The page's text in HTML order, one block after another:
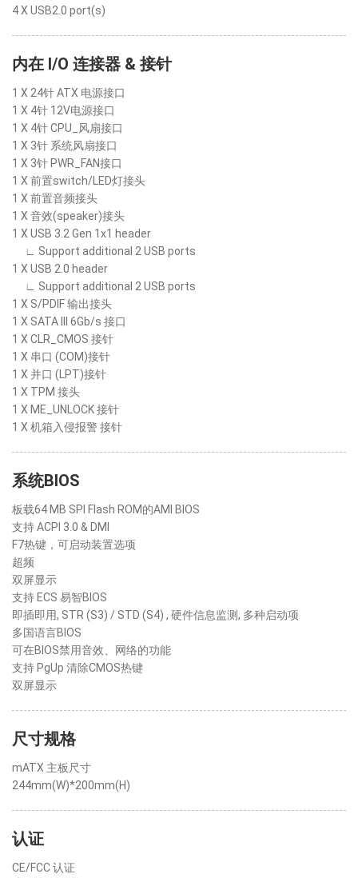
4 X USB2.0 port(s)
内在 I/O 连接器 & 接针
1 X 24针 ATX 电源接口
1 X 4针 12V电源接口
1 X 4针 CPU_风扇接口
1 X 3针 系统风扇接口
1 X 3针 PWR_FAN接口
1 X 前置switch/LED灯接头
1 X 前置音频接头
1 X 音效(speaker)接头
1 X USB 3.2 Gen 1x1 header
∟ Support additional 2 USB ports
1 X USB 2.0 header
∟ Support additional 2 USB ports
1 X S/PDIF 输出接头
1 X SATA III 6Gb/s 接口
1 X CLR_CMOS 接针
1 X 串口 (COM)接针
1 X 并口 (LPT)接针
1 X TPM 接头
1 X ME_UNLOCK 接针
1 X 机箱入侵报警 接针
系统BIOS
板载64 MB SPI Flash ROM的AMI BIOS
支持 ACPI 3.0 & DMI
F7热键，可启动装置选项
超频
双屏显示
支持 ECS 易智BIOS
即插即用, STR (S3) / STD (S4) , 硬件信息监测, 多种启动项
多国语言BIOS
可在BIOS禁用音效、网络的功能
支持 PgUp 清除CMOS热键
双屏显示
尺寸规格
mATX 主板尺寸
244mm(W)*200mm(H)
认证
CE/FCC 认证